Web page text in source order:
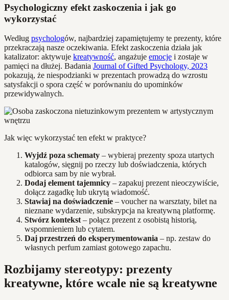
Psychologiczny efekt zaskoczenia i jak go
wykorzystać
Według psychologów, najbardziej zapamiętujemy te prezenty, które
przekraczają nasze oczekiwania. Efekt zaskoczenia działa jak
katalizator: aktywuje kreatywność, angażuje emocje i zostaje w
pamięci na dłużej. Badania Journal of Gifted Psychology, 2023
pokazują, że niespodzianki w prezentach prowadzą do wzrostu
satysfakcji o spora część w porównaniu do upominków
przewidywalnych.
Jak więc wykorzystać ten efekt w praktyce?
Wyjdź poza schematy – wybieraj prezenty spoza utartych
katalogów, sięgnij po rzeczy lub doświadczenia, których
odbiorca sam by nie wybrał.
Dodaj element tajemnicy – zapakuj prezent nieoczywiście,
dołącz zagadkę lub ukrytą wiadomość.
Stawiaj na doświadczenie – voucher na warsztaty, bilet na
nieznane wydarzenie, subskrypcja na kreatywną platformę.
Stwórz kontekst – połącz prezent z osobistą historią,
wspomnieniem lub cytatem.
Daj przestrzeń do eksperymentowania – np. zestaw do
własnych perfum zamiast gotowego zapachu.
Rozbijamy stereotypy: prezenty
kreatywne, które wcale nie są kreatywne